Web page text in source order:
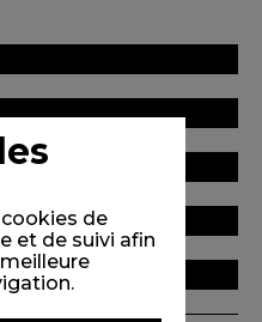
de
et de suivi afin